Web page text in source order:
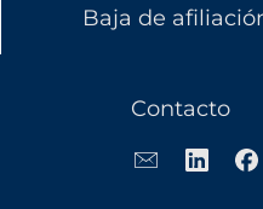
Baja de
Contacto